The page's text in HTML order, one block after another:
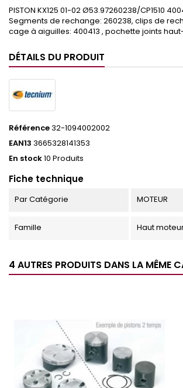
PISTON KX125 01-02 Ø53.97260238/CP1510
Segments de rechange: 260238, clips de
cage à aiguilles: 400413 , pochette joints
DÉTAILS DU PRODUIT
Référence32-1094002002
EAN13 3665328141353
En stock10 Produits
Fiche technique
Par Catégorie MOTEUR
Famille Haut
4 AUTRES PRODUITS DANS LA MÊME